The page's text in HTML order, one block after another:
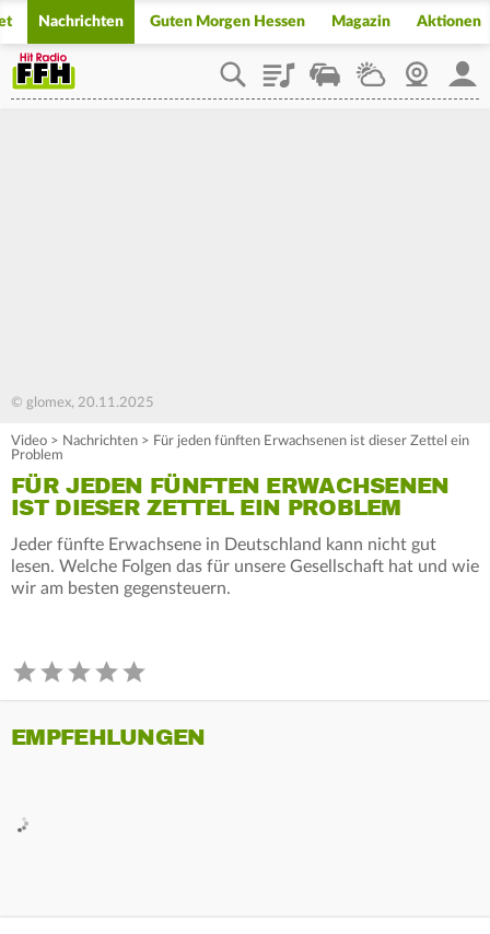
Nachrichten Guten Morgen Hessen Magazin Aktionen
PlaylistStaupilotWetterWebcam
© glomex, 20.11.2025
Video > Nachrichten > Für jeden fünften Erwachsenen ist dieser Zettel ein
Problem
FÜR JEDEN FÜNFTEN ERWACHSENEN
IST DIESER ZETTEL EIN PROBLEM
Jeder fünfte Erwachsene in Deutschland kann nicht gut
lesen. Welche Folgen das für unsere Gesellschaft hat und wie
wir am besten gegensteuern.
EMPFEHLUNGEN